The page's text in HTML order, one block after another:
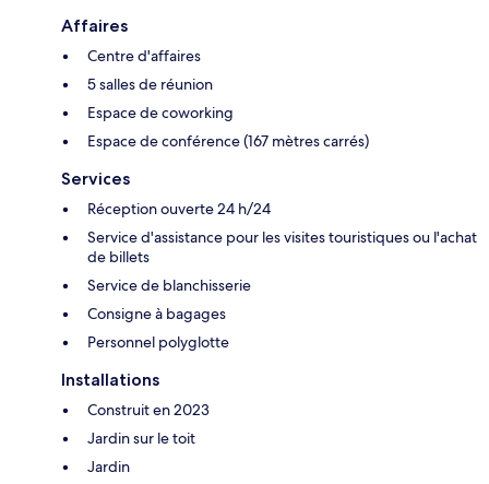
Affaires
Centre d'affaires
5 salles de réunion
Espace de coworking
Espace de conférence (167 mètres carrés)
Services
Réception ouverte 24 h/24
Service d'assistance pour les visites touristiques ou l'achat
de billets
Service de blanchisserie
Consigne à bagages
Personnel polyglotte
Installations
Construit en 2023
Jardin sur le toit
Jardin